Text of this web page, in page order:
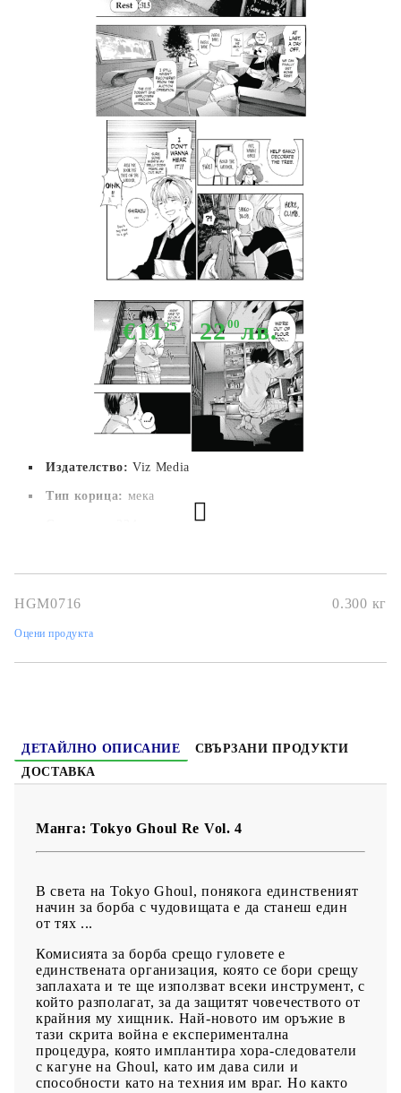
Share Tweet
Манга: Tokyo Ghoul Re Vol. 4
€1125 2200лв.
Издателство:Viz Media
Тип корица: мека
Дата на издаване:
Жанр:Action, Mystery, Drama, Horror, Supernatural,
HGM0716 0.300 кг
Оцени продукта
ДЕТАЙЛНО ОПИСАНИЕ
СВЪРЗАНИ ПРОДУКТИ
ДОСТАВКА
Манга: Tokyo Ghoul Re Vol. 4
В света на Tokyo Ghoul, понякога единственият
начин за борба с чудовищата е да станеш един
от тях ...
Комисията за борба срещо гуловете е
единствената организация, която се бори срещу
заплахата и те ще използват всеки инструмент, с
който разполагат, за да защитят човечеството от
крайния му хищник. Най-новото им оръжие в
тази скрита война е експериментална
процедура, която имплантира хора-следователи
с кагуне на Ghoul, като им дава сили и
способности като на техния им враг. Но както